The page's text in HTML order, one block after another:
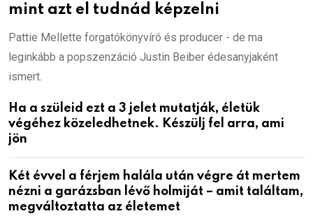
mint azt el tudnád képzelni
Pattie Mellette forgatókönyvíró és producer - de ma
leginkább a popszenzáció Justin Beiber édesanyjaként
ismert.
Ha a szüleid ezt a 3 jelet mutatják, életük
végéhez közeledhetnek. Készülj fel arra, ami
jön
Két évvel a férjem halála után végre át mertem
nézni a garázsban lévő holmiját – amit találtam,
megváltoztatta az életemet